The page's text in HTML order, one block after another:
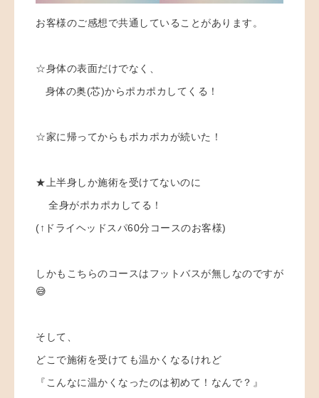
お客様のご感想で共通していることがあります。
☆身体の表面だけでなく、
身体の奥(芯)からポカポカしてくる！
☆家に帰ってからもポカポカが続いた！
★上半身しか施術を受けてないのに
全身がポカポカしてる！
(↑ドライヘッドスパ60分コースのお客様)
しかもこちらのコースはフットバスが無しなのですが
😅
そして、
どこで施術を受けても温かくなるけれど
『こんなに温かくなったのは初めて！なんで？』